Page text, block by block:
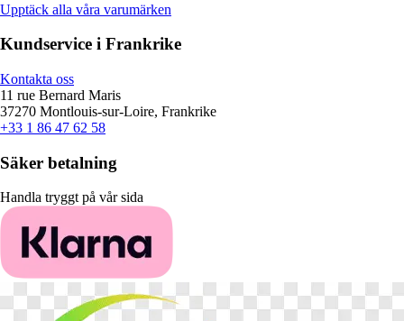
Upptäck alla våra varumärken
Kundservice i Frankrike
Kontakta oss
11 rue Bernard Maris
37270 Montlouis-sur-Loire, Frankrike
+33 1 86 47 62 58
Säker betalning
Handla tryggt på vår sida